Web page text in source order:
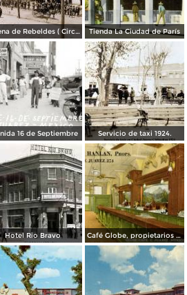
Escena de Rebeldes ( Circulada el 8 de Diciembre de 1913 ). Tienda La Ciudad de París
16 de Septiembre Servicio de taxi 1924.
Hotel Rio Bravo Café Globe, propietarios Mooney & Hanlan